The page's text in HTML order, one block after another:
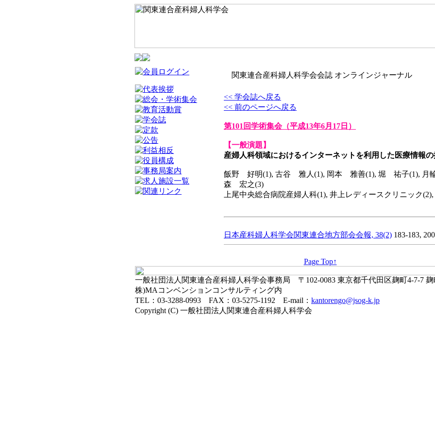
関東連合産科婦人科学会会誌 オンラインジャーナル
<< 学会誌へ戻る
<< 前のページへ戻る
第101回学術集会（平成13年6月17日）
【一般演題】
産婦人科領域におけるインターネットを利用した医療情報
飯野 好明(1), 古谷 雅人(1), 岡本 雅善(1), 堀 祐子(1), 月
森 宏之(3)
上尾中央総合病院産婦人科(1), 井上レディースクリニック
日本産科婦人科学会関東連合地方部会会報, 38(2) 183-183,
Page Top↑
一般社団法人関東連合産科婦人科学会事務局 〒102-0083 東京都千代田区麹町4-7-7
株)MAコンベンションコンサルティング内
TEL：03-3288-0993 FAX：03-5275-1192 E-mail： kantorengo@jsog-k.jp
Copyright (C) 一般社団法人関東連合産科婦人科学会